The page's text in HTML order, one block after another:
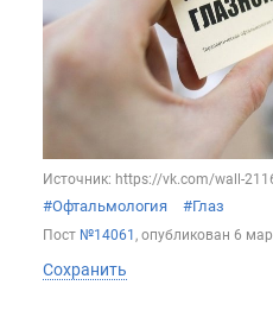
Источник: https://vk.com/wall-
#Офтальмология #Глаз
Пост №14061 , опубликован 6
Сохранить